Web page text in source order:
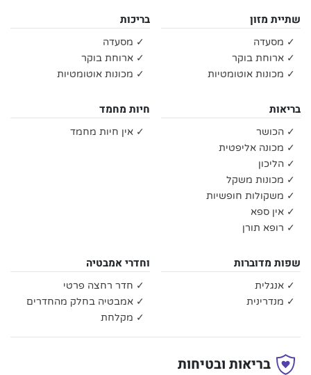
שתיית מזון
✓ מסעדה
✓ ארוחת בוקר
✓ מכונות אוטומטיות
בריכות
✓ מסעדה
✓ ארוחת בוקר
✓ מכונות אוטומטיות
בריאות
✓ הכושר
✓ מכונה אליפטית
✓ הליכון
✓ מכונות משקל
✓ משקולות חופשיות
✓ אין ספא
✓ רופא תורן
חיות מחמד
✓ אין חיות מחמד
שפות מדוברות
✓ אנגלית
✓ מנדרינית
וחדרי אמבטיה
✓ חדר רחצה פרטי
✓ אמבטיה בחלק מהחדרים
✓ מקלחת
בריאות ובטיחות